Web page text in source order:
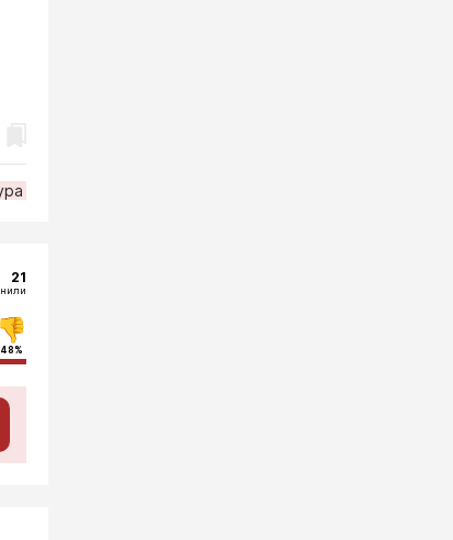
21
48%